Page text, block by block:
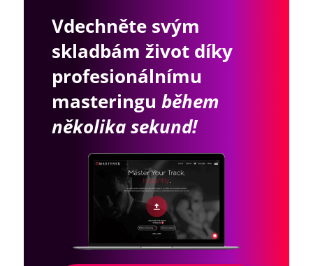
Vdechněte svým
skladbám život díky
profesionálnímu
masteringu během
několika sekund!